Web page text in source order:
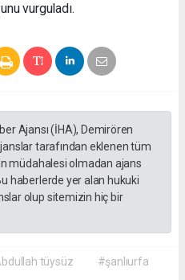
vurguladı.
Ajansı (İHA), Demirören
tarafından eklenen tüm
müdahalesi olmadan ajans
haberlerde yer alan hukuki
olup sitemizin hiç bir
tüysüz
#şanlıurfa